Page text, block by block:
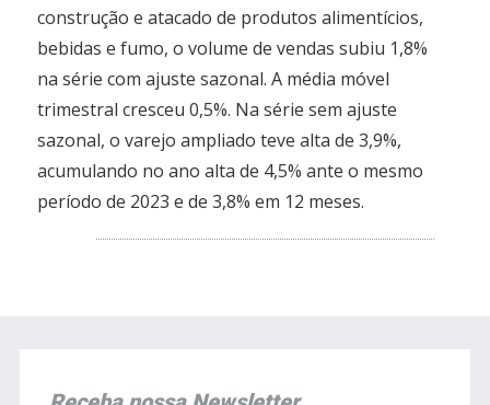
construção e atacado de produtos alimentícios,
bebidas e fumo, o volume de vendas subiu 1,8%
na série com ajuste sazonal. A média móvel
trimestral cresceu 0,5%. Na série sem ajuste
sazonal, o varejo ampliado teve alta de 3,9%,
acumulando no ano alta de 4,5% ante o mesmo
período de 2023 e de 3,8% em 12 meses.